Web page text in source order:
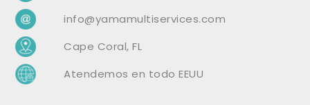
info@yamamultiservices.com
Cape Coral, FL
Atendemos en todo EEUU